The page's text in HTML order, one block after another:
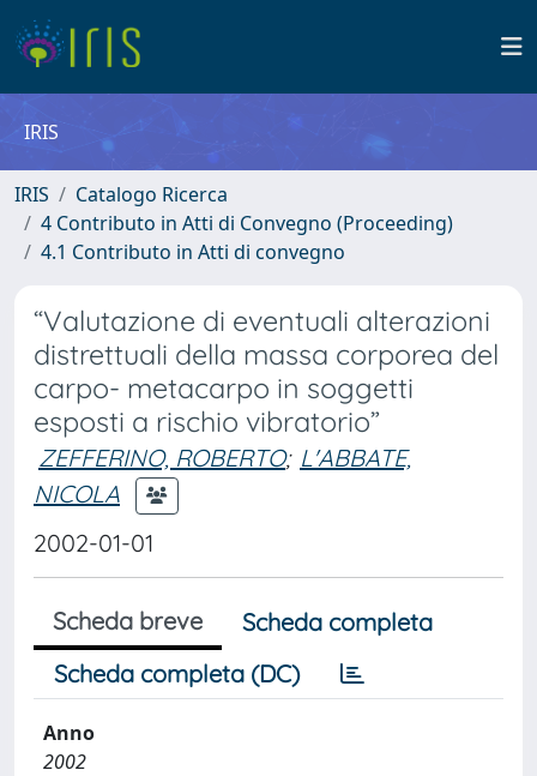
IRIS
IRIS
Catalogo Ricerca
4 Contributo in Atti di Convegno (Proceeding)
4.1 Contributo in Atti di convegno
“Valutazione di eventuali alterazioni
distrettuali della massa corporea del
carpo- metacarpo in soggetti
esposti a rischio vibratorio”
ZEFFERINO, ROBERTO; L'ABBATE,
NICOLA
2002-01-01
Scheda breve
Scheda completa
Scheda completa (DC)
Anno
2002